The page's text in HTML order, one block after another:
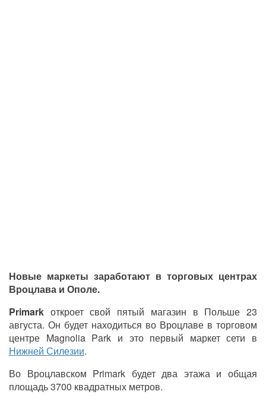
Новые маркеты заработают в торговых центрах
Вроцлава и Ополе.
Primark откроет свой пятый магазин в Польше 23
августа. Он будет находиться во Вроцлаве в торговом
центре Magnolia Park и это первый маркет сети в
Нижней Силезии.
Во Вроцлавском Primark будет два этажа и общая
площадь 3700 квадратных метров.